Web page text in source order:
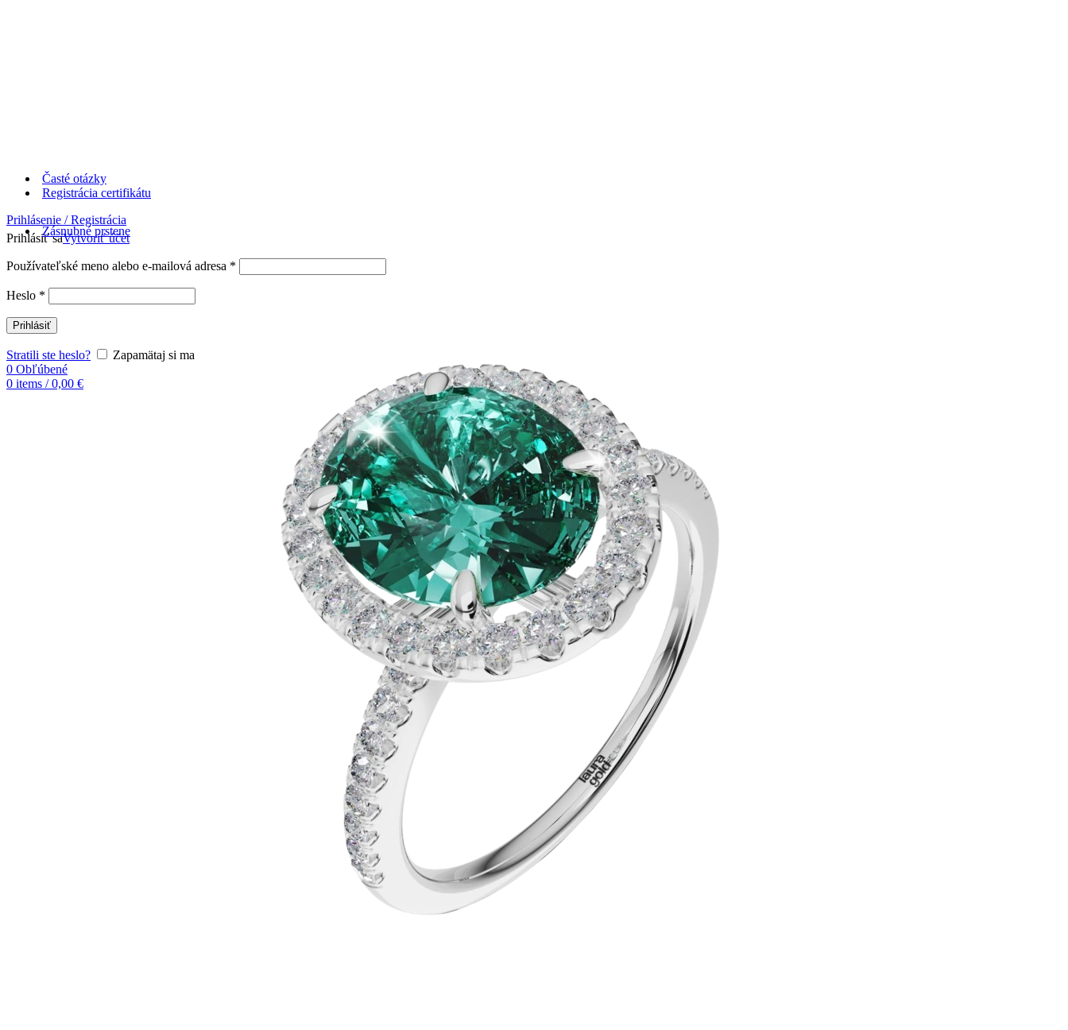
Časté otázky
Registrácia certifikátu
Prihlásenie / Registrácia
Prihlásiť saVytvoriť účet
Používateľské meno alebo e-mailová adresa *
Heslo *
Prihlásiť
Stratili ste heslo?
Zapamätaj si ma
0 Obľúbené
0 items / 0,00 €
Zásnubné prstene